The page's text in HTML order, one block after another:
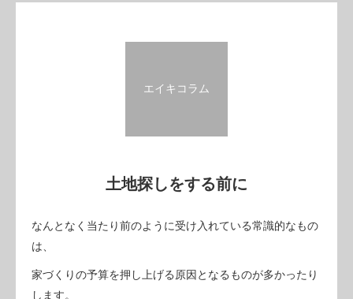
エイキコラム
土地探しをする前に
なんとなく当たり前のように受け入れている常識的なもの
は、
家づくりの予算を押し上げる原因となるものが多かったり
します。